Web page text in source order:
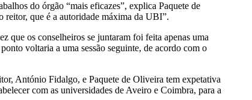
do órgão “mais eficazes”, explica Paquete de
reitor, que é a autoridade máxima da UBI”.
que os conselheiros se juntaram foi feita apenas uma
voltaria a uma sessão seguinte, de acordo com o
António Fidalgo, e Paquete de Oliveira tem expetativa
com as universidades de Aveiro e Coimbra, para a